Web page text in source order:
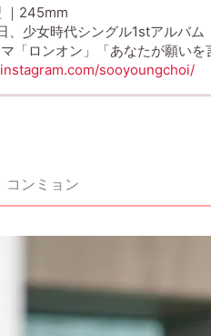
｜245mm
、少女時代シングル1stアルバム
「ロンオン」「あなたが願い
sooyoungchoi/
コンミョン